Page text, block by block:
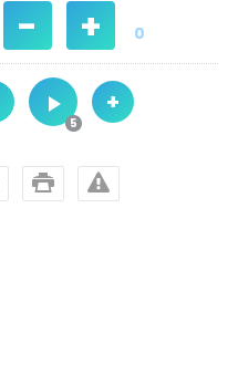
- + 0
+